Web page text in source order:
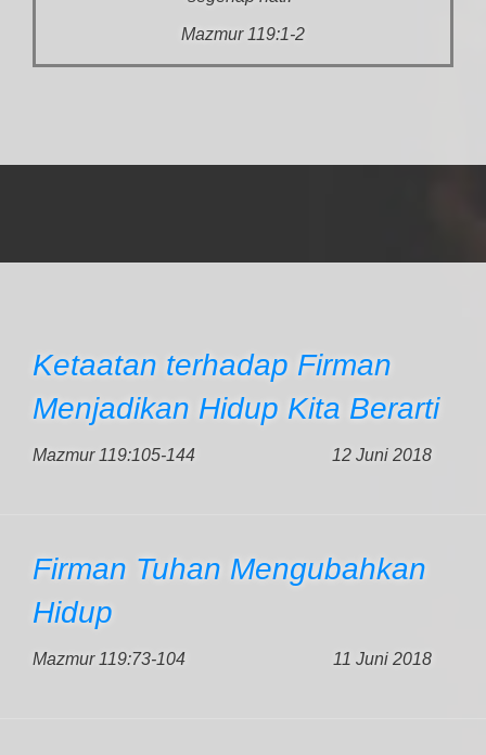
Mazmur 119:1-2
Ketaatan terhadap Firman
Menjadikan Hidup Kita Berarti
Mazmur 119:105-144 12 Juni 2018
Firman Tuhan Mengubahkan
Hidup
Mazmur 119:73-104 11 Juni 2018